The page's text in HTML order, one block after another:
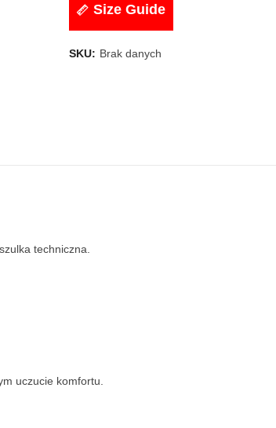
Size Guide
SKU: Brak danych
techniczna.
uczucie komfortu.